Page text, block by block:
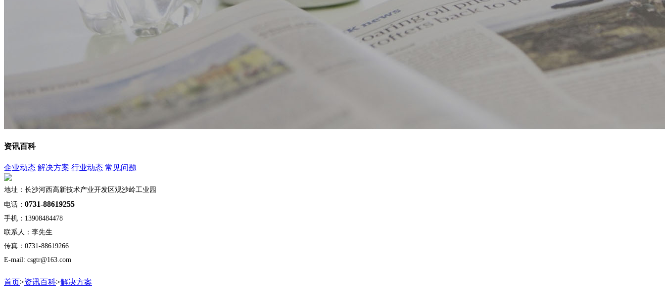
资讯百科
企业动态 解决方案 行业动态 常见问题
地址：长沙河西高新技术产业开发区观沙岭工业园
电话： 0731-88619255
手机：13908484478
联系人：李先生
传真：0731-88619266
E-mail: csgtr@163.com
首页>资讯百科>解决方案